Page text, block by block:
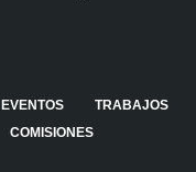
EVENTOS
TRABAJOS
COMISIONES